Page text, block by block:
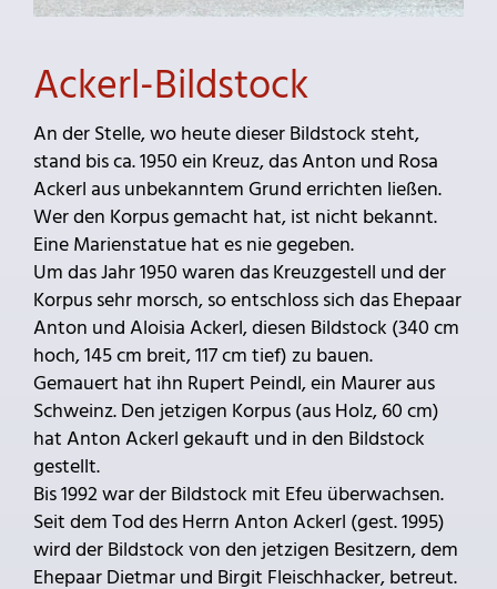
Ackerl-Bildstock
An der Stelle, wo heute dieser Bildstock steht,
stand bis ca. 1950 ein Kreuz, das Anton und Rosa
Ackerl aus unbekanntem Grund errichten ließen.
Wer den Korpus gemacht hat, ist nicht bekannt.
Eine Marienstatue hat es nie gegeben.
Um das Jahr 1950 waren das Kreuzgestell und der
Korpus sehr morsch, so entschloss sich das Ehepaar
Anton und Aloisia Ackerl, diesen Bildstock (340 cm
hoch, 145 cm breit, 117 cm tief) zu bauen.
Gemauert hat ihn Rupert Peindl, ein Maurer aus
Schweinz. Den jetzigen Korpus (aus Holz, 60 cm)
hat Anton Ackerl gekauft und in den Bildstock
gestellt.
Bis 1992 war der Bildstock mit Efeu überwachsen.
Seit dem Tod des Herrn Anton Ackerl (gest. 1995)
wird der Bildstock von den jetzigen Besitzern, dem
Ehepaar Dietmar und Birgit Fleischhacker, betreut.